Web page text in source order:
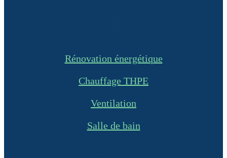
Rénovation énergétique
Chauffage THPE
Ventilation
Salle de bain